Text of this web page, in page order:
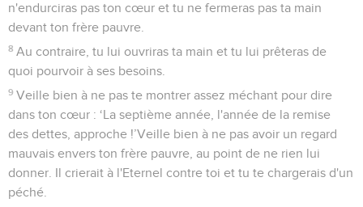
n'endurciras pas ton cœur et tu ne fermeras pas ta main
devant ton frère pauvre.
8 Au contraire, tu lui ouvriras ta main et tu lui prêteras de
quoi pourvoir à ses besoins.
9 Veille bien à ne pas te montrer assez méchant pour dire
dans ton cœur : ‘La septième année, l'année de la remise
des dettes, approche !’Veille bien à ne pas avoir un regard
mauvais envers ton frère pauvre, au point de ne rien lui
donner. Il crierait à l'Eternel contre toi et tu te chargerais d'un
péché.